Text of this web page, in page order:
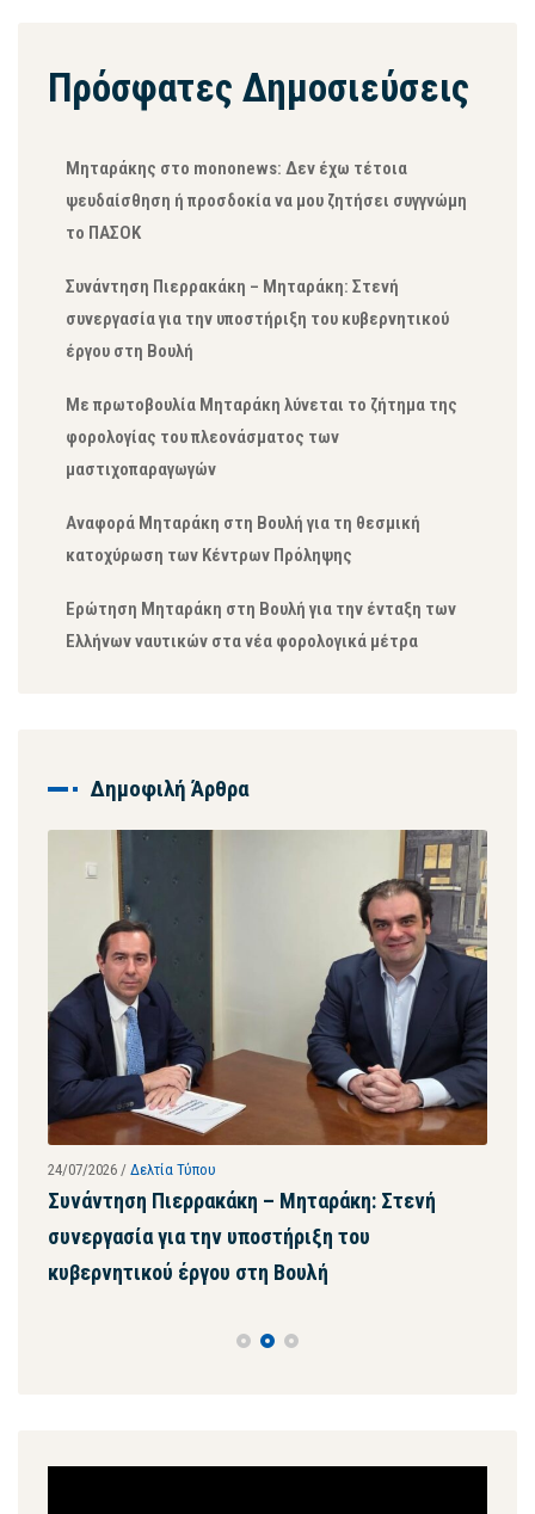
Πρόσφατες Δημοσιεύσεις
Μηταράκης στο mononews: Δεν έχω τέτοια
ψευδαίσθηση ή προσδοκία να μου ζητήσει συγγνώμη
το ΠΑΣΟΚ
Συνάντηση Πιερρακάκη – Μηταράκη: Στενή
συνεργασία για την υποστήριξη του κυβερνητικού
έργου στη Βουλή
Με πρωτοβουλία Μηταράκη λύνεται το ζήτημα της
φορολογίας του πλεονάσματος των
μαστιχοπαραγωγών
Αναφορά Μηταράκη στη Βουλή για τη θεσμική
κατοχύρωση των Κέντρων Πρόληψης
Ερώτηση Μηταράκη στη Βουλή για την ένταξη των
Ελλήνων ναυτικών στα νέα φορολογικά μέτρα
Δημοφιλή Άρθρα
24/07/2026 / Δελτία Τύπου
Συνάντηση Πιερρακάκη – Μηταράκη: Στενή
συνεργασία για την υποστήριξη του
κυβερνητικού έργου στη Βουλή